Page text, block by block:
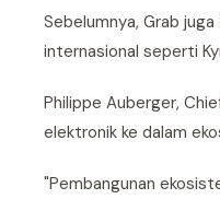
Sebelumnya, Grab
internasional seperti
Philippe Auberger,
elektronik ke dalam
"Pembangunan